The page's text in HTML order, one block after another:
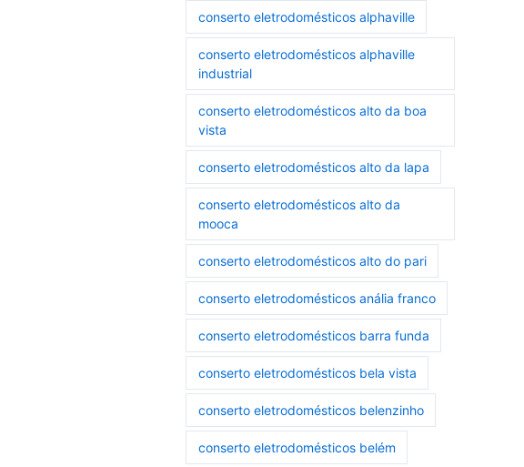
conserto eletrodomésticos alphaville
conserto eletrodomésticos alphaville
industrial
conserto eletrodomésticos alto da boa
vista
conserto eletrodomésticos alto da lapa
conserto eletrodomésticos alto da
mooca
conserto eletrodomésticos alto do pari
conserto eletrodomésticos anália franco
conserto eletrodomésticos barra funda
conserto eletrodomésticos bela vista
conserto eletrodomésticos belenzinho
conserto eletrodomésticos belém